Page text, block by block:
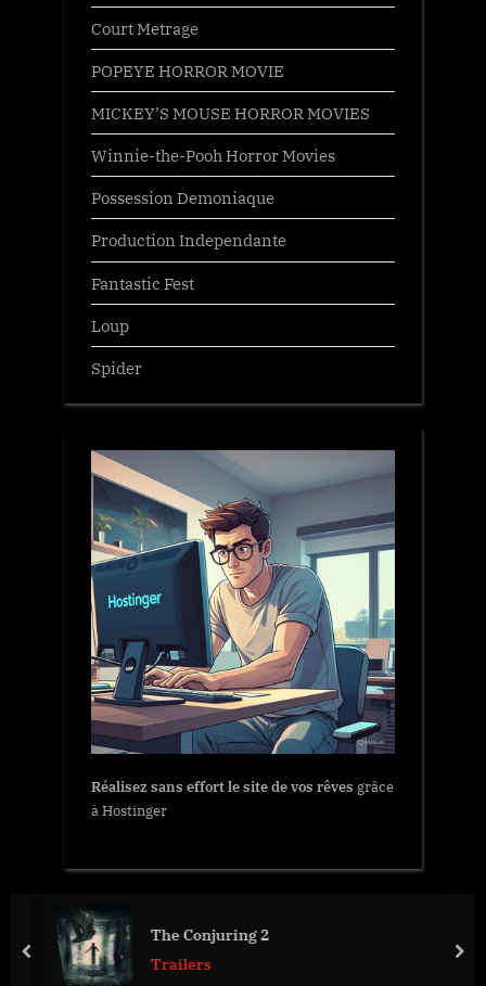
Court Metrage
POPEYE HORROR MOVIE
MICKEY’S MOUSE HORROR MOVIES
Winnie-the-Pooh Horror Movies
Possession Demoniaque
Production Independante
Fantastic Fest
Loup
Spider
Réalisez sans effort le site de vos rêves grâce
à Hostinger
The Conjuring 2
Trailers
prev